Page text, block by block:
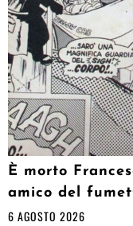
È morto
amico del
6 AGOSTO 2026